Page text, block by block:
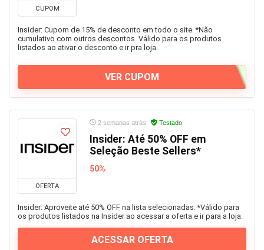
CUPOM
Insider: Cupom de 15% de desconto em todo o site. *Não
cumulativo com outros descontos. Válido para os produtos
listados ao ativar o desconto e ir pra loja.
VER CUPOM
OFERTA
2 semanas atrás Testado
Insider: Até 50% OFF em
Seleção Beste Sellers*
50%
Insider: Aproveite até 50% OFF na lista selecionadas. *Válido para
os produtos listados na Insider ao acessar a oferta e ir para a loja.
ACESSAR OFERTA